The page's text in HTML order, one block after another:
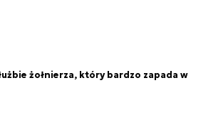
żołnierza, który bardzo zapada w